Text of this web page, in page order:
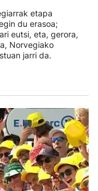
etapa
du erasoa;
eutsi, eta, gerora,
Norvegiako
jarri da.